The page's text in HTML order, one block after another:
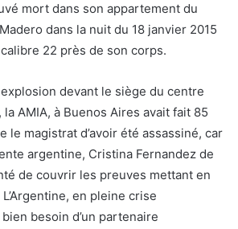
mort dans son appartement du
dans la nuit du 18 janvier 2015
22 près de son corps.
devant le siège du centre
AMIA, à Buenos Aires avait fait 85
le magistrat d’avoir été assassiné, car
argentine, Cristina Fernandez de
de couvrir les preuves mettant en
en pleine crise
besoin d’un partenaire